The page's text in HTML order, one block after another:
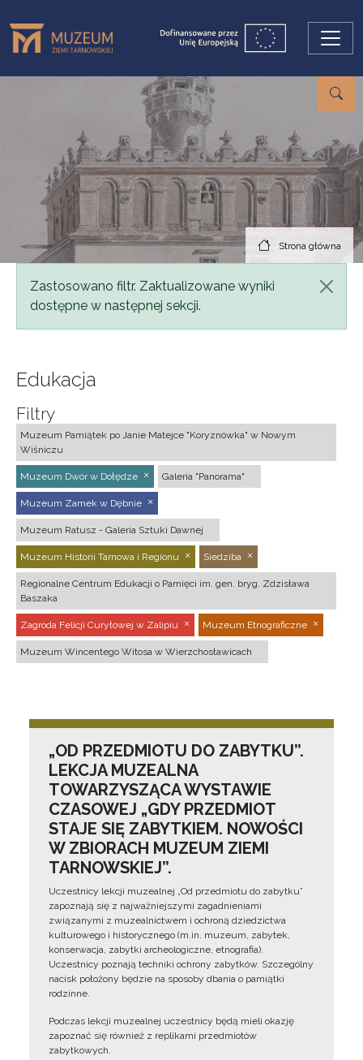
Strona główna
Komunikat
Zastosowano filtr. Zaktualizowane wyniki
dostępne w następnej sekcji.
Edukacja
Filtry
Muzeum Pamiątek po Janie Matejce "Koryznówka" w Nowym
Wiśniczu
Muzeum Dwór w Dołędze Galeria "Panorama"
Muzeum Zamek w Dębnie
Muzeum Ratusz - Galeria Sztuki Dawnej
Muzeum Historii Tarnowa i Regionu Siedziba
Regionalne Centrum Edukacji o Pamięci im. gen. bryg. Zdzisława
Baszaka
Zagroda Felicji Curyłowej w Zalipiu Muzeum Etnograficzne
Muzeum Wincentego Witosa w Wierzchosławicach
„OD PRZEDMIOTU DO ZABYTKU”.
LEKCJA MUZEALNA
TOWARZYSZĄCA WYSTAWIE
CZASOWEJ „GDY PRZEDMIOT
STAJE SIĘ ZABYTKIEM. NOWOŚCI
W ZBIORACH MUZEUM ZIEMI
TARNOWSKIEJ”.
Uczestnicy lekcji muzealnej „Od przedmiotu do zabytku”
zapoznają się z najważniejszymi zagadnieniami
związanymi z muzealnictwem i ochroną dziedzictwa
kulturowego i historycznego (m.in. muzeum, zabytek,
konserwacja, zabytki archeologiczne, etnografia).
Uczestnicy poznają techniki ochrony zabytków. Szczególny
nacisk położony będzie na sposoby dbania o pamiątki
rodzinne.
Podczas lekcji muzealnej uczestnicy będą mieli okazję
zapoznać się również z replikami przedmiotów
zabytkowych.